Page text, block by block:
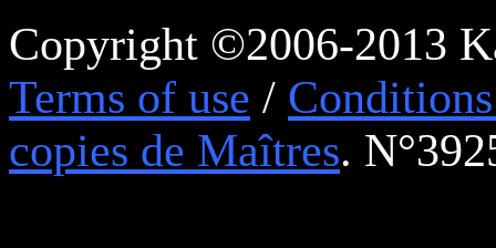
Copyright ©2006-2013
Terms of use /
copies de Maîtres.